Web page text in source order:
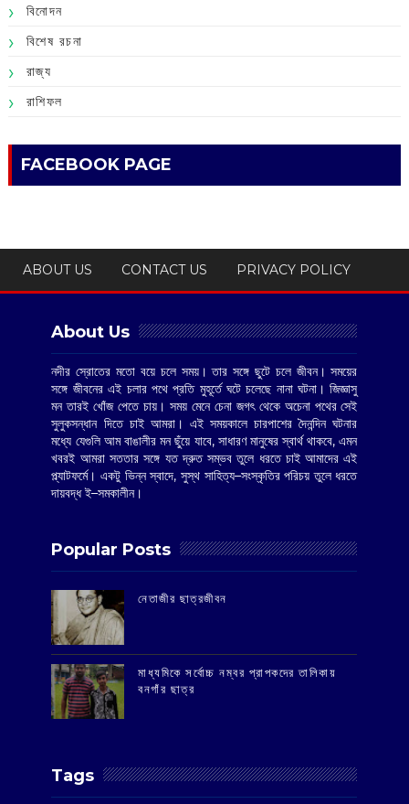
বিনোদন
বিশেষ রচনা
রাজ্য
রাশিফল
FACEBOOK PAGE
ABOUT US CONTACT US PRIVACY POLICY
About Us
নদীর স্রোতের মতো বয়ে চলে সময়। তার সঙ্গে ছুটে চলে জীবন। সময়ের
সঙ্গে জীবনের এই চলার পথে প্রতি মুহূর্তে ঘটে চলেছে নানা ঘটনা। জিজ্ঞাসু
মন তারই খোঁজ পেতে চায়। সময় মেনে চেনা জগৎ থেকে অচেনা পথের সেই
সুলুকসন্ধান দিতে চাই আমরা। এই সময়কালে চারপাশের দৈনন্দিন ঘটনার
মধ্যে যেগুলি আম বাঙালীর মন ছুঁয়ে যাবে, সাধারণ মানুষের স্বার্থ থাকবে, এমন
খবরই আমরা সততার সঙ্গে যত দ্রুত সম্ভব তুলে ধরতে চাই আমাদের এই
প্ল্যাটফর্মে। একটু ভিন্ন স্বাদে, সুস্থ সাহিত্য–সংস্কৃতির পরিচয় তুলে ধরতে
দায়বদ্ধ ই–সমকালীন।
Popular Posts
‌নেতাজীর ছাত্রজীবন
মাধ্যমিকে সর্বোচ্চ নম্বর প্রাপকদের তালিকায়
বনগাঁর ছাত্র
Tags